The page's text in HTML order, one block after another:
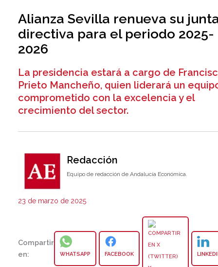
Alianza Sevilla renueva su
directiva para el periodo 2025-
2026
La presidencia estará a cargo de
Prieto Mancheño, quien liderará un
comprometido con la excelencia y el
crecimiento del sector.
Redacción
Equipo de redacción de Andalucía Económica.
23 de marzo de 2025
Compartir
en:
WHATSAPP FACEBOOK